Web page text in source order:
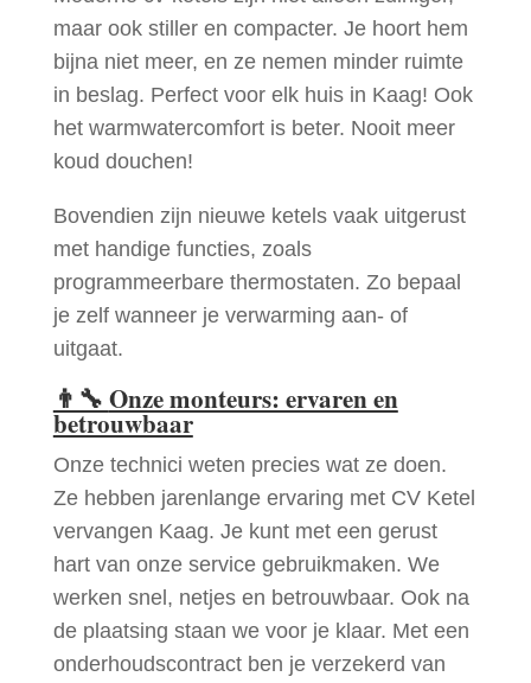
maar ook stiller en compacter. Je hoort hem
bijna niet meer, en ze nemen minder ruimte
in beslag. Perfect voor elk huis in Kaag! Ook
het warmwatercomfort is beter. Nooit meer
koud douchen!
Bovendien zijn nieuwe ketels vaak uitgerust
met handige functies, zoals
programmeerbare thermostaten. Zo bepaal
je zelf wanneer je verwarming aan- of
uitgaat.
👨‍🔧 Onze monteurs: ervaren en
betrouwbaar
Onze technici weten precies wat ze doen.
Ze hebben jarenlange ervaring met CV Ketel
vervangen Kaag. Je kunt met een gerust
hart van onze service gebruikmaken. We
werken snel, netjes en betrouwbaar. Ook na
de plaatsing staan we voor je klaar. Met een
onderhoudscontract ben je verzekerd van